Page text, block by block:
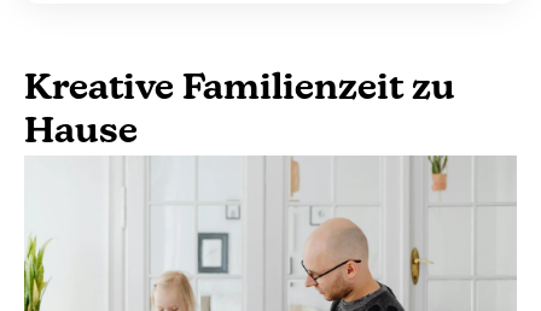
Kreative Familienzeit zu
Hause